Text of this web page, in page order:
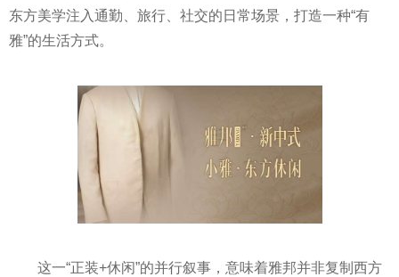
东方美学注入通勤、旅行、社交的日常场景，打造一种“有
雅”的生活方式。
这一“正装+休闲”的并行叙事，意味着雅邦并非复制西方